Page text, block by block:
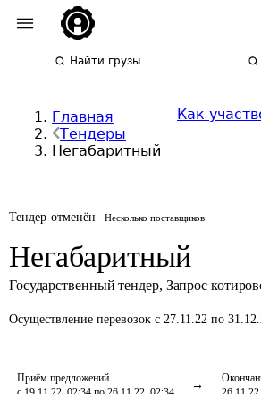
Найти грузы
Главная
Тендеры
Негабаритный
Как
Тендер отменён Несколько поставщиков
Негабаритный
Государственный тендер, Запрос
Осуществление перевозок с 27.11.22 по
Приём предложений